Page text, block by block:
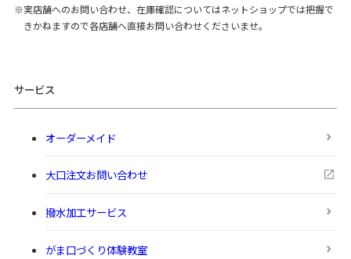
実店舗へのお問い合わせ、在庫確認についてはネットショップでは把握で
きかねますので各店舗へ直接お問い合わせくださいませ。
サービス
オーダーメイド
大口注文お問い合わせ
撥水加工サービス
がま口づくり体験教室